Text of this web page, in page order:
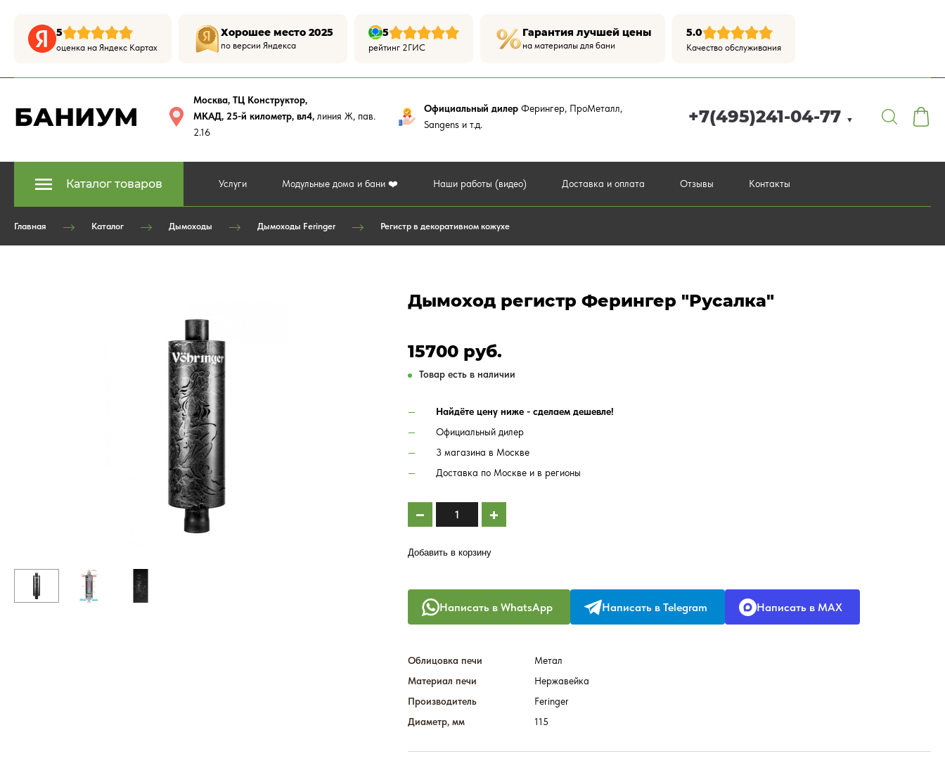
5
оценка на Яндекс Картах
Хорошее место 2025
по версии Яндекса
5
рейтинг 2ГИС
Гарантия лучшей цены
на материалы для бани
5.0
Качество обслуживания
БАНИУМ
Москва, ТЦ Конструктор,
МКАД, 25-й километр, вл4, линия Ж, пав.
2.16
Официальный дилер Ферингер, ПроМеталл,
Sangens и т.д.
+7(495)241-04-77 ▼
Каталог товаров Услуги Модульные дома и бани ❤️ Наши работы (видео) Доставка и оплата Отзывы Контакты
Главная Каталог Дымоходы Дымоходы Feringer Регистр в декоративном кожухе
Дымоход регистр Ферингер "Русалка"
15700 руб.
Товар есть в наличии
Найдёте цену ниже - сделаем дешевле!
Официальный дилер
3 магазина в Москве
Доставка по Москве и в регионы
Добавить в корзину
Написать в WhatsApp Написать в Telegram Написать в MAX
Облицовка печи
Метал
Материал печи
Нержавейка
Производитель
Feringer
Диаметр, мм
115